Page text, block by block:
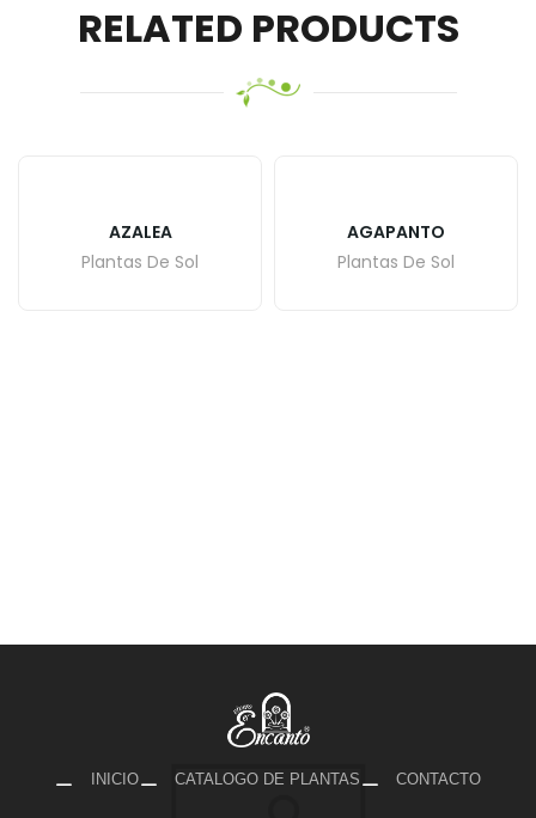
RELATED PRODUCTS
AZALEA
Plantas De Sol
AGAPANTO
Plantas De Sol
INICIO CATALOGO DE PLANTAS CONTACTO